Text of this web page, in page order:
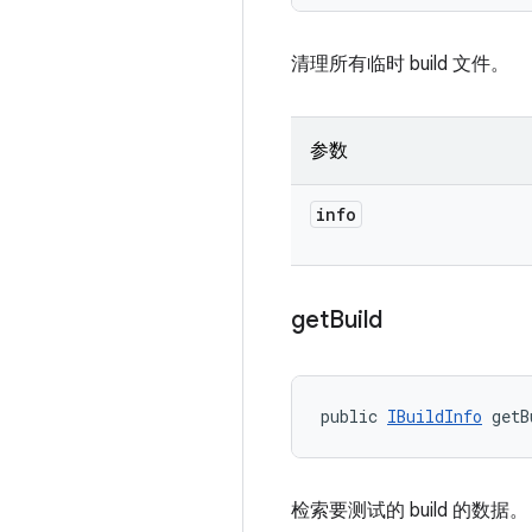
清理所有临时 build 文件。
参数
info
getBuild
public IBuildInfo
检索要测试的 build 的数据。